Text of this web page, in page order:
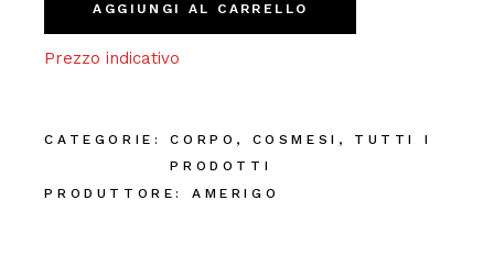
AGGIUNGI AL CARRELLO
Prezzo indicativo
CATEGORIE: CORPO , COSMESI , TUTTI I
PRODOTTI
PRODUTTORE:
AMERIGO